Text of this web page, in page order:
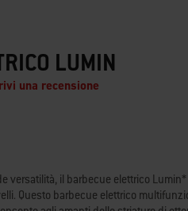
LUMIN
una recensione
versatilità, il barbecue elettrico
Questo barbecue elettrico